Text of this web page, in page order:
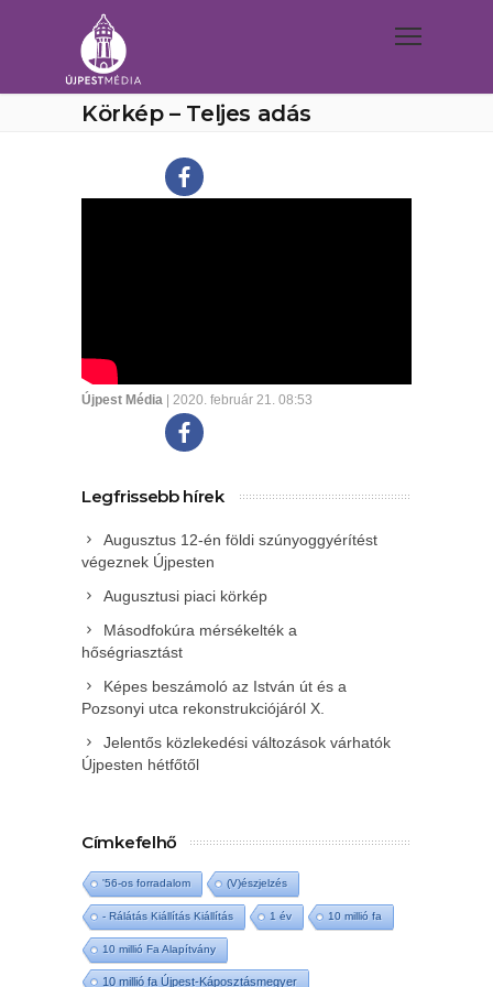
Körkép – Teljes adás
Újpest Média | 2020. február 21. 08:53
Legfrissebb hírek
Augusztus 12-én földi szúnyoggyérítést
végeznek Újpesten
Augusztusi piaci körkép
Másodfokúra mérsékelték a
hőségriasztást
Képes beszámoló az István út és a
Pozsonyi utca rekonstrukciójáról X.
Jelentős közlekedési változások várhatók
Újpesten hétfőtől
Címkefelhő
'56-os forradalom (V)észjelzés
- Rálátás Kiállítás Kiállítás 1 év 10 millió fa
10 millió Fa Alapítvány
10 millió fa Újpest-Káposztásmegyer